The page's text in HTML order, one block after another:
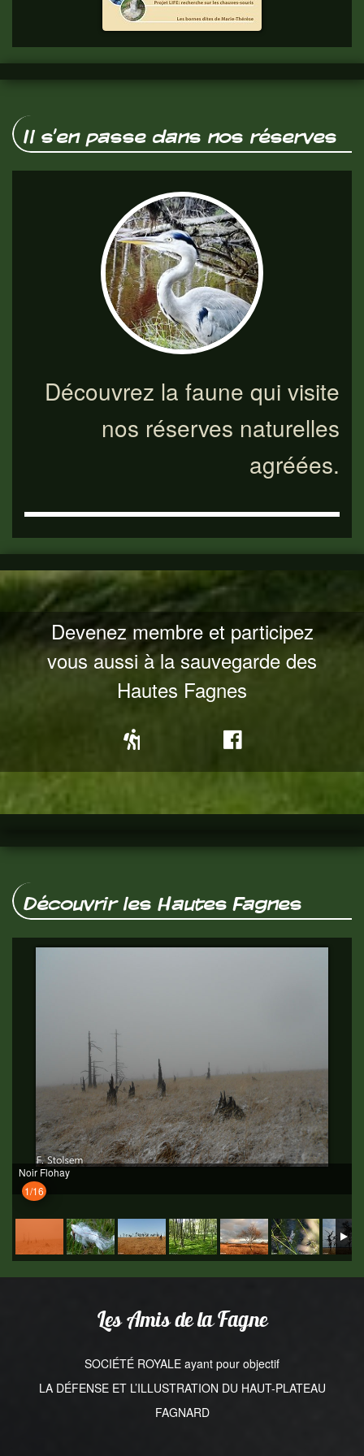
vous.
Il s'en passe dans nos réserves
Découvrez la faune qui visite
nos réserves naturelles
agréées.
Devenez membre et participez
vous aussi à la sauvegarde des
Hautes Fagnes
Découvrir les Hautes Fagnes
Noir Flohay
1/16
Les Amis de la Fagne
SOCIÉTÉ ROYALE ayant pour objectif
LA DÉFENSE ET L’ILLUSTRATION DU HAUT-PLATEAU
FAGNARD